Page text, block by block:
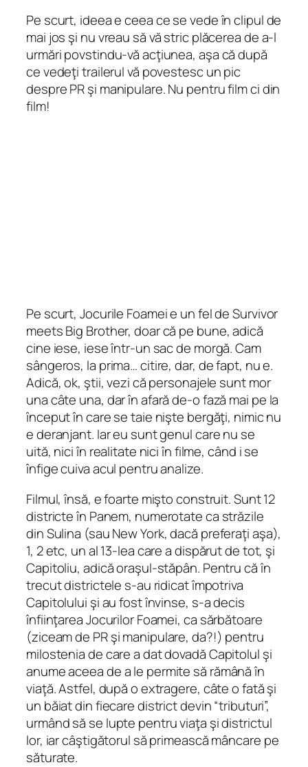
Pe scurt, ideea e ceea ce se vede în clipul de
mai jos şi nu vreau să vă stric plăcerea de a-l
urmări povstindu-vă acţiunea, aşa că după
ce vedeţi trailerul vă povestesc un pic
despre PR şi manipulare. Nu pentru film ci din
film!
Pe scurt, Jocurile Foamei e un fel de Survivor
meets Big Brother, doar că pe bune, adică
cine iese, iese într-un sac de morgă. Cam
sângeros, la prima… citire, dar, de fapt, nu e.
Adică, ok, ştii, vezi că personajele sunt mor
una câte una, dar în afară de-o fază mai pe la
început în care se taie nişte bergăţi, nimic nu
e deranjant. Iar eu sunt genul care nu se
uită, nici în realitate nici în filme, când i se
înfige cuiva acul pentru analize.
Filmul, însă, e foarte mişto construit. Sunt 12
districte în Panem, numerotate ca străzile
din Sulina (sau New York, dacă preferaţi aşa),
1, 2 etc, un al 13-lea care a dispărut de tot, şi
Capitoliu, adică oraşul-stăpân. Pentru că în
trecut districtele s-au ridicat împotriva
Capitolului şi au fost învinse, s-a decis
înfiinţarea Jocurilor Foamei, ca sărbătoare
(ziceam de PR şi manipulare, da?!) pentru
milostenia de care a dat dovadă Capitolul şi
anume aceea de a le permite să rămână în
viaţă. Astfel, după o extragere, câte o fată şi
un băiat din fiecare district devin “tributuri”,
urmând să se lupte pentru viaţa şi districtul
lor, iar câştigătorul să primească mâncare pe
săturate.